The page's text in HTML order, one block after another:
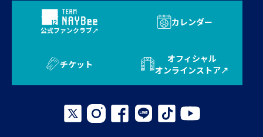
公式ファンクラブ
カレンダー
チケット
オフィシャル
オンラインストア